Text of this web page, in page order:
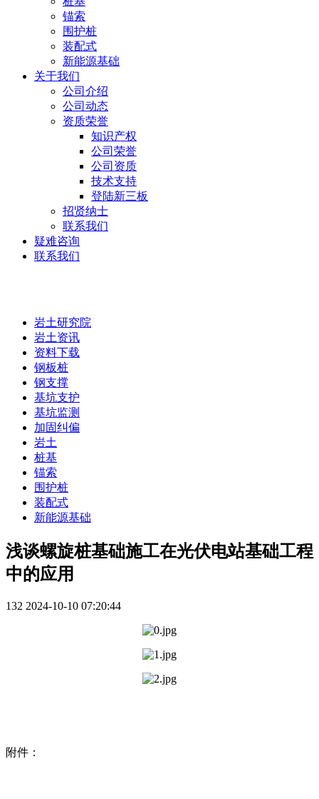
锚索
围护桩
装配式
新能源基础
关于我们
公司介绍
公司动态
资质荣誉
知识产权
公司荣誉
公司资质
技术支持
登陆新三板
招贤纳士
联系我们
疑难咨询
联系我们
岩土研究院
岩土资讯
资料下载
钢板桩
钢支撑
基坑支护
基坑监测
加固纠偏
岩土
桩基
锚索
围护桩
装配式
新能源基础
浅谈螺旋桩基础施工在光伏电站基础工程
中的应用
132 2024-10-10 07:20:44
附件：